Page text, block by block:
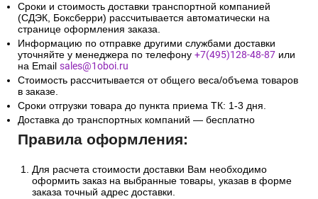
Сроки и стоимость доставки транспортной компанией
(СДЭК, Боксберри) рассчитывается автоматически на
странице оформления заказа.
Информацию по отправке другими службами доставки
уточняйте у менеджера по телефону +7(495)128-48-87 или
на Email sales@1oboi.ru
Стоимость рассчитывается от общего веса/объема товаров
в заказе.
Сроки отгрузки товара до пункта приема ТК: 1-3 дня.
Доставка до транспортных компаний — бесплатно
Правила оформления:
Для расчета стоимости доставки Вам необходимо
оформить заказ на выбранные товары, указав в форме
заказа точный адрес доставки.